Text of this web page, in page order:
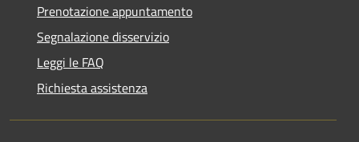
Prenotazione appuntamento
Segnalazione disservizio
Leggi le FAQ
Richiesta assistenza